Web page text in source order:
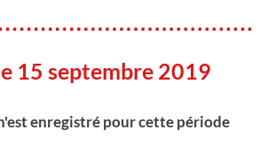
15 septembre 2019
enregistré pour cette période